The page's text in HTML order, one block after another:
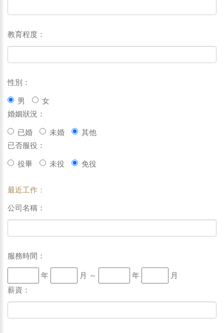
教育程度：
性別：
男
女
婚姻狀況：
已婚 未婚
其他
已否服役：
役畢 未役 免役
最近工作：
公司名稱：
服務時間：
年 月 ～ 年
月
薪資：